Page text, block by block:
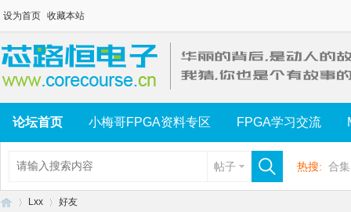
设为首页 收藏本站
论坛首页 小梅哥FPGA资料专区 FPGA学习交流
帖子 热搜: 合集
Lxx 好友